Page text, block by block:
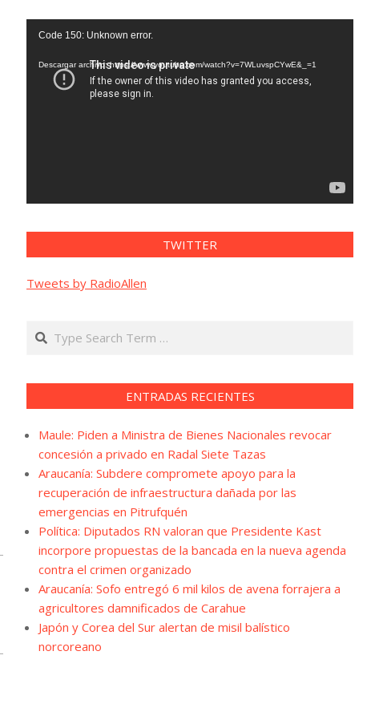
Reproductor
vídeo
Code 150: Unknown error.
Descargar archivo: https://www.youtube.com/watch?v=7WLuvspCYwE&_=1
TWITTER
Tweets by RadioAllen
Search
ENTRADAS RECIENTES
Maule: Piden a Ministra de Bienes Nacionales revocar
concesión a privado en Radal Siete Tazas
Araucanía: Subdere compromete apoyo para la
recuperación de infraestructura dañada por las
emergencias en Pitrufquén
Política: Diputados RN valoran que Presidente Kast
incorpore propuestas de la bancada en la nueva agenda
contra el crimen organizado
Araucanía: Sofo entregó 6 mil kilos de avena forrajera a
agricultores damnificados de Carahue
Japón y Corea del Sur alertan de misil balístico
norcoreano